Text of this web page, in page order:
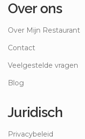
Over ons
Over Mijn Restaurant
Contact
Veelgestelde vragen
Blog
Juridisch
Privacybeleid